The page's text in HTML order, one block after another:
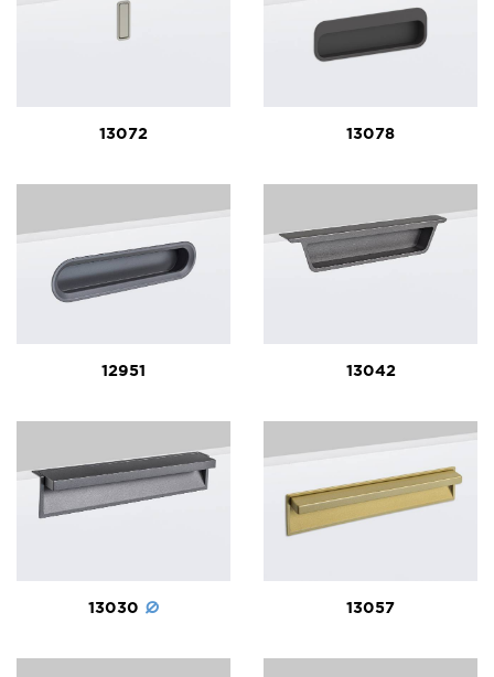
13072 13078
12951 13042
13030 13057